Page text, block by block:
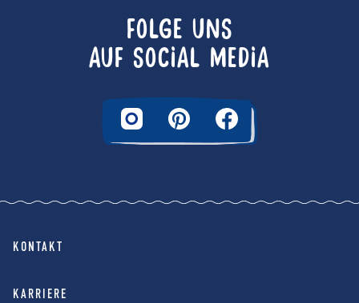
FOLGE UNS
AUF SOCIAL MEDIA
KONTAKT
KARRIERE